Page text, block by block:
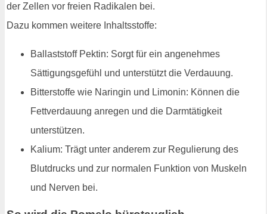
der Zellen vor freien Radikalen bei.
Dazu kommen weitere Inhaltsstoffe:
Ballaststoff Pektin: Sorgt für ein angenehmes
Sättigungsgefühl und unterstützt die Verdauung.
Bitterstoffe wie Naringin und Limonin: Können die
Fettverdauung anregen und die Darmtätigkeit
unterstützen.
Kalium: Trägt unter anderem zur Regulierung des
Blutdrucks und zur normalen Funktion von Muskeln
und Nerven bei.